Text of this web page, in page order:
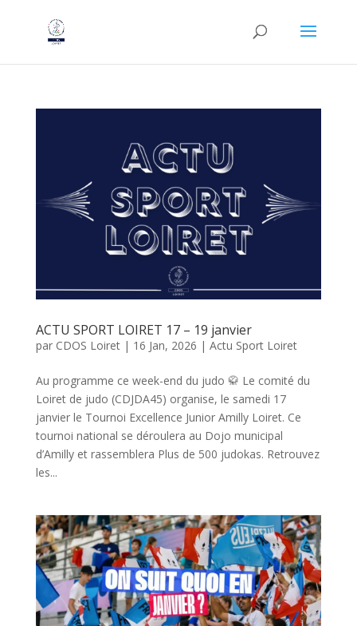
ACTU SPORT LOIRET 17 – 19 janvier
par CDOS Loiret| 16 Jan, 2026 | Actu Sport Loiret
Au programme ce week-end du judo 🥋 Le comité du
Loiret de judo (CDJDA45) organise, le samedi 17
janvier le Tournoi Excellence Junior Amilly Loiret. Ce
tournoi national se déroulera au Dojo municipal
d’Amilly et rassemblera Plus de 500 judokas. Retrouvez
les...